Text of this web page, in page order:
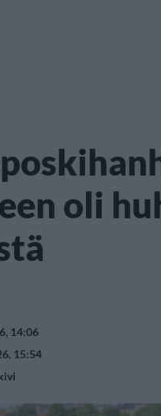
oli
14:06
15:54